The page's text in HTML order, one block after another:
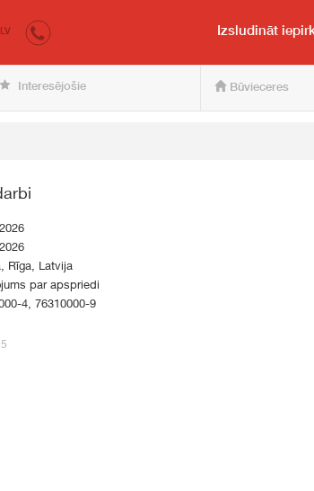
pircējam un
LV Izsludināt
Interesējošie Būvieceres
Rīga, Latvija
par apspriedi
4, 76310000-9